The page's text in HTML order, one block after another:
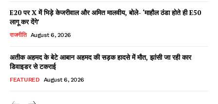
Facebook
X WhatsApp
Read Latest News on AIN
E20 पर X में भिड़े केजरीवाल और अमित मालवीय, बोले- ‘माहौल ठंडा होते ही E50
लागू कर देंगे’
राजनीति August 6, 2026
अतीक अहमद के बेटे आबान अहमद की सड़क हादसे में मौत, झांसी जा रही कार
डिवाइडर से टकराई
FEATURED August 6, 2026